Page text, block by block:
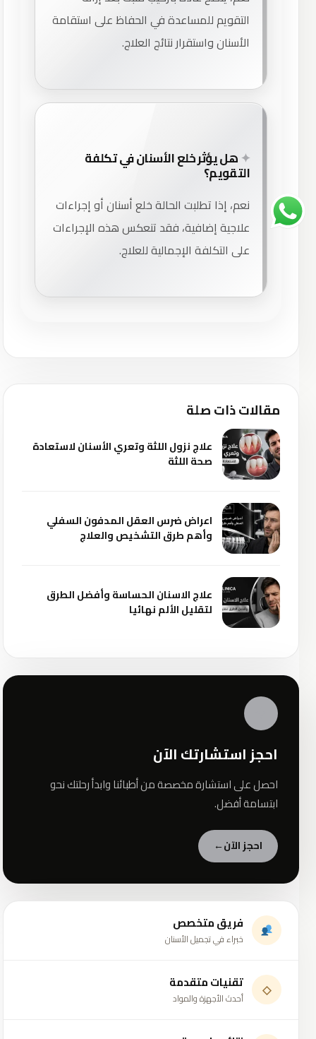
التقويم للمساعدة في الحفاظ على استقامة
الأسنان واستقرار نتائج العلاج.
هل يؤثر خلع الأسنان في تكلفة
التقويم؟
نعم، إذا تطلبت الحالة خلع أسنان أو إجراءات
علاجية إضافية، فقد تنعكس هذه الإجراءات
على التكلفة الإجمالية للعلاج.
مقالات ذات صلة
علاج نزول اللثة وتعري الأسنان لاستعادة
صحة اللثة
اعراض ضرس العقل المدفون السفلي
وأهم طرق التشخيص والعلاج
علاج الاسنان الحساسة وأفضل الطرق
لتقليل الألم نهائيا
احجز استشارتك الآن
احصل على استشارة مخصصة من أطبائنا وابدأ رحلتك نحو
ابتسامة أفضل.
احجز الآن←
فريق متخصص
خبراء في تجميل الأسنان
◇ تقنيات متقدمة
أحدث الأجهزة والمواد